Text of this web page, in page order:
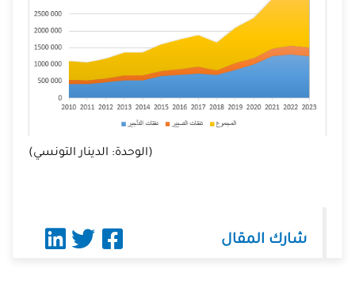
(الوحدة: الدينار التونسي)
شارك المقال